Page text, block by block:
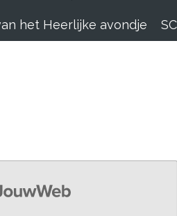
het Heerlijke avondje